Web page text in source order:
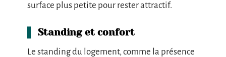
surface plus petite pour rester attractif.
Standing et confort
Le standing du logement, comme la présence